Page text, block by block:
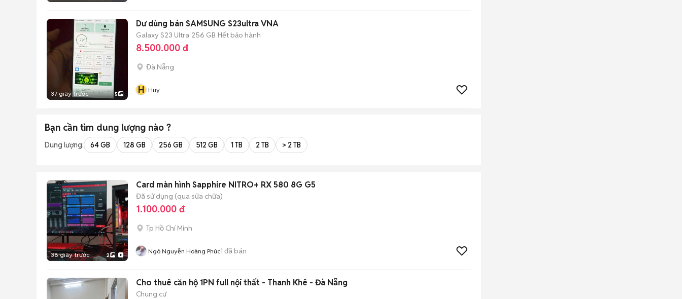
37 giây trước 5
Dư dùng bán SAMSUNG S23ultra VNA
Galaxy S23 Ultra 256 GB Hết bảo hành
8.500.000 đ
Đà Nẵng
H Huy
Bạn cần tìm dung lượng nào ?
Dung lượng: 64 GB 128 GB 256 GB 512 GB 1 TB 2 TB > 2 TB
38 giây trước 2
Card màn hình Sapphire NITRO+ RX 580 8G G5
Đã sử dụng (qua sửa chữa)
1.100.000 đ
Tp Hồ Chí Minh
Ngô Nguyễn Hoàng Phúc1 đã bán
Cho thuê căn hộ 1PN full nội thất - Thanh Khê - Đà Nẵng
Chung cư